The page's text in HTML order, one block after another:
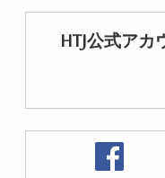
HTJ公式アカ